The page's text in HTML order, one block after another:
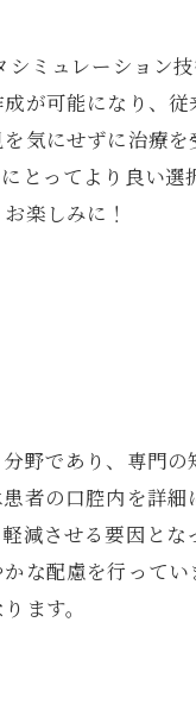
ミュレーション
が可能になり、
気にせずに治療
とってより良い選
楽しみに！
野であり、専門
者の口腔内を詳細
減させる要因とな
な配慮を行って
ます。